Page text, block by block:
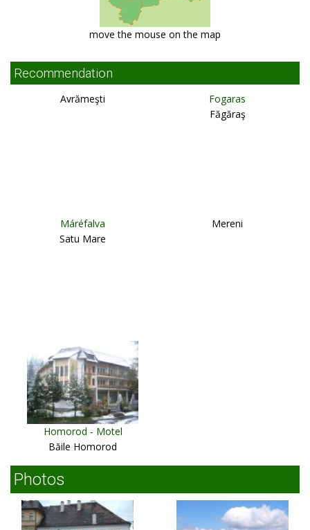
move the mouse on the map
Recommendation
Avrămeşti
Fogaras
Făgăraş
Máréfalva
Satu Mare
Mereni
Homorod - Motel
Băile Homorod
Photos